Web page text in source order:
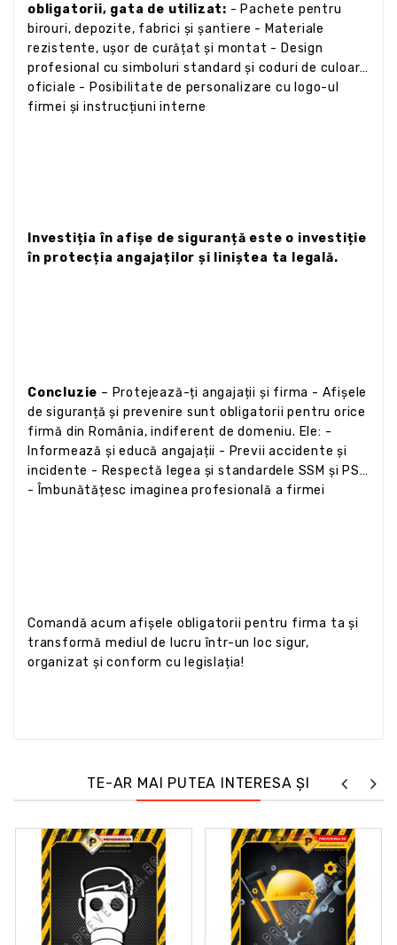
obligatorii, gata de utilizat: - Pachete pentru
birouri, depozite, fabrici și șantiere - Materiale
rezistente, ușor de curățat și montat - Design
profesional cu simboluri standard și coduri de culoare
oficiale - Posibilitate de personalizare cu logo-ul
firmei și instrucțiuni interne
Investiția în afișe de siguranță este o investiție
în protecția angajaților și liniștea ta legală.
Concluzie – Protejează-ți angajații și firma - Afișele
de siguranță și prevenire sunt obligatorii pentru orice
firmă din România, indiferent de domeniu. Ele: -
Informează și educă angajații - Previi accidente și
incidente - Respectă legea și standardele SSM și PSI
- Îmbunătățesc imaginea profesională a firmei
Comandă acum afișele obligatorii pentru firma ta și
transformă mediul de lucru într-un loc sigur,
organizat și conform cu legislația!
TE-AR MAI PUTEA INTERESA ȘI